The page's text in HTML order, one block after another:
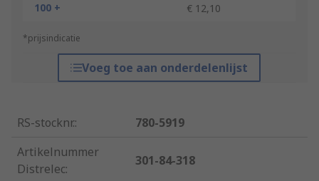
100 +
€ 12,10
*prijsindicatie
Voeg toe aan onderdelenlijst
RS-stocknr.:
780-5919
Artikelnummer
Distrelec:
301-84-318